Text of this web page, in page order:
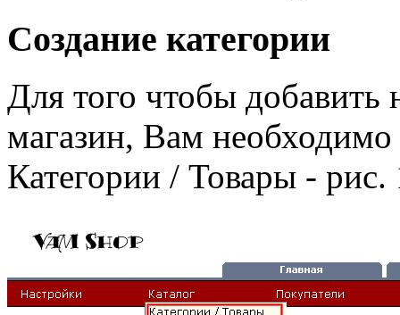
Создание категории
Для того чтобы добавить
магазин, Вам
Категории / Товары - рис.